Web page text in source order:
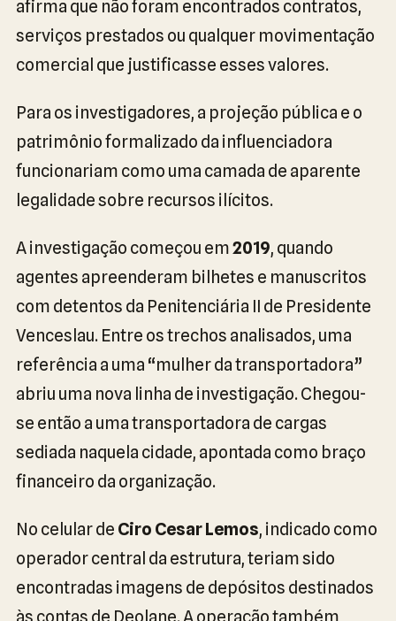
afirma que não foram encontrados contratos,
serviços prestados ou qualquer movimentação
comercial que justificasse esses valores.
Para os investigadores, a projeção pública e o
patrimônio formalizado da influenciadora
funcionariam como uma camada de aparente
legalidade sobre recursos ilícitos.
A investigação começou em2019, quando
agentes apreenderam bilhetes e manuscritos
com detentos da Penitenciária II de Presidente
Venceslau. Entre os trechos analisados, uma
referência a uma “mulher da transportadora”
abriu uma nova linha de investigação. Chegou-
se então a uma transportadora de cargas
sediada naquela cidade, apontada como braço
financeiro da organização.
No celular de Ciro Cesar Lemos, indicado como
operador central da estrutura, teriam sido
encontradas imagens de depósitos destinados
às contas de Deolane. A operação também